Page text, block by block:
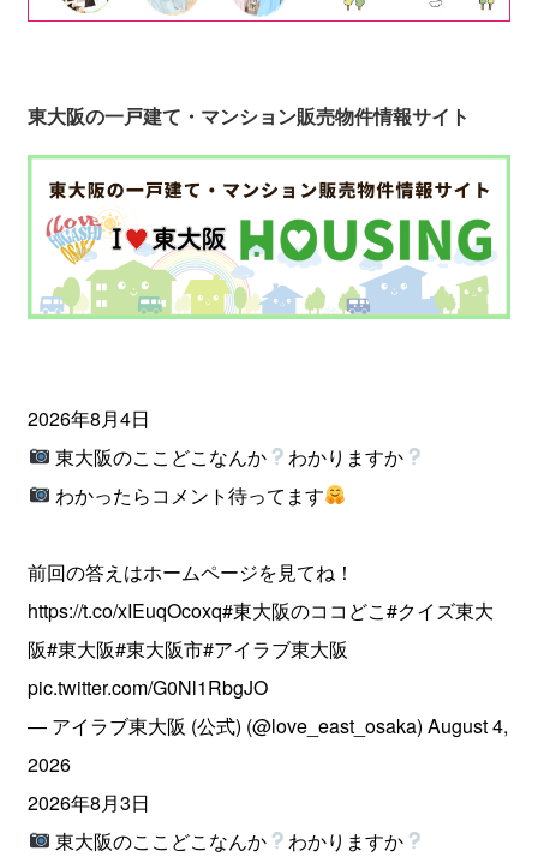
東大阪の一戸建て・マンション販売物件情報サイト
2026年8月4日
東大阪のここどこなんか
わかりますか
わかったらコメント待ってます
前回の答えはホームページを見てね！
https://t.co/xIEuqOcoxq#東大阪のココどこ#クイズ東大
阪#東大阪#東大阪市#アイラブ東大阪
pic.twitter.com/G0Nl1RbgJO
— アイラブ東大阪 (公式) (@love_east_osaka)August 4,
2026
2026年8月3日
東大阪のここどこなんか
わかりますか